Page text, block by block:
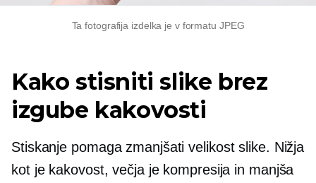
Ta fotografija izdelka je v formatu JPEG
Kako stisniti slike brez
izgube kakovosti
Stiskanje pomaga zmanjšati velikost slike. Nižja
kot je kakovost, večja je kompresija in manjša